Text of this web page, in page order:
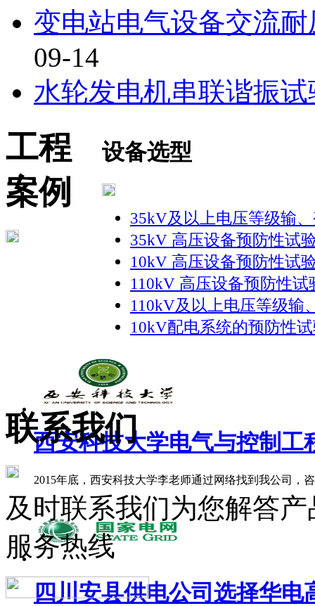
变电站电气设备交流
09-14
水轮发电机串联谐振
设备选型
35kV及以上电压等级输
35kV 高压设备预防性试
10kV 高压设备预防性试
110kV 高压设备预防性
110kV及以上电压等级输
10kV配电系统的预防性
工程
案例
西安科技大学电气与控制工
2015年底，西安科技大学李老师通过网络找到我公司，
四川安县供电公司选择华电
联系我们
及时联系我们为您解答
服务热线